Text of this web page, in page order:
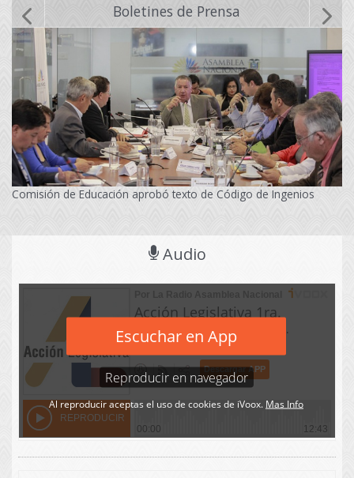
Boletines de Prensa
Comisión de Educación aprobó texto de Código de Ingenios
Audio